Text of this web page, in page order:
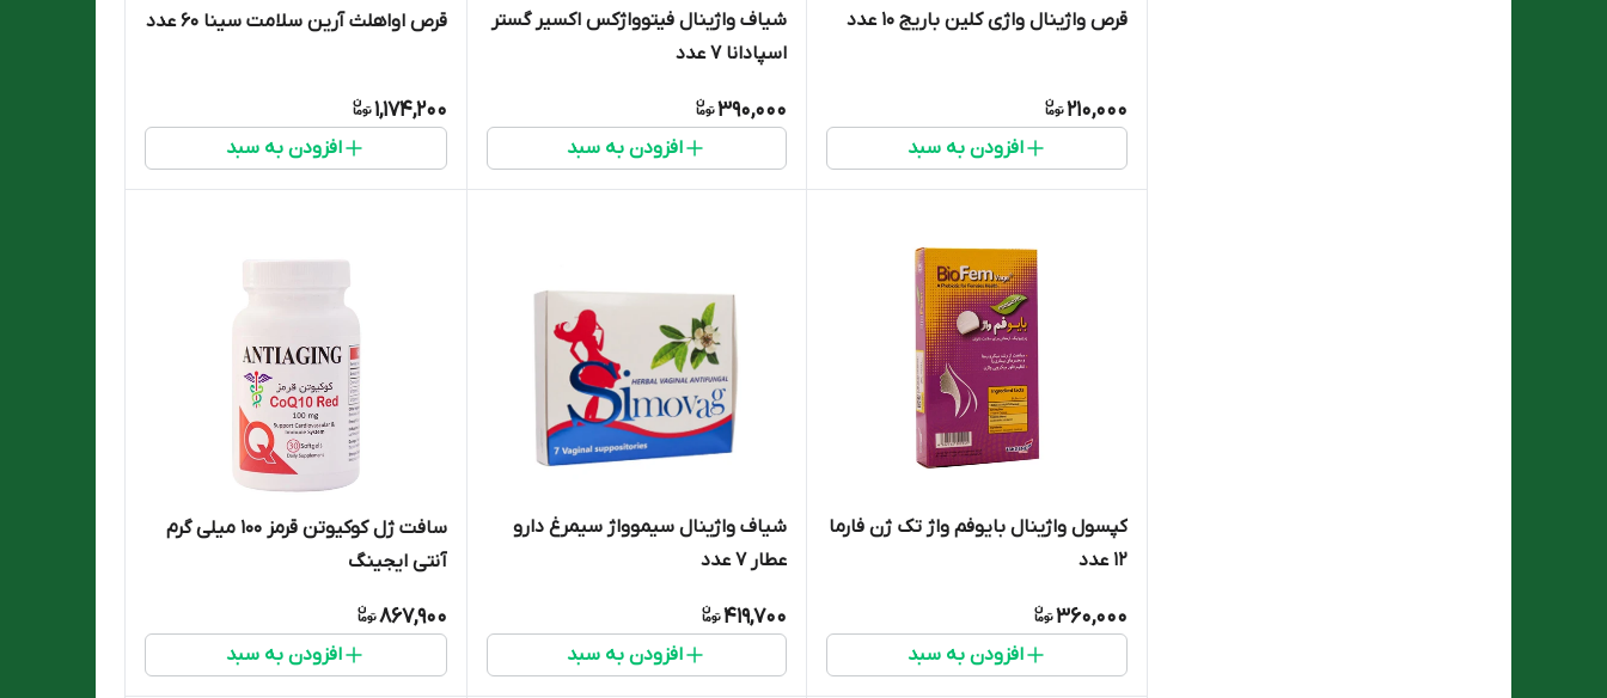
قرص واژینال واژی کلین باریج 10 عدد
210,000
افزودن به سبد
شیاف واژینال فیتوواژکس اکسیر گستر
اسپادانا 7 عدد
390,000
افزودن به سبد
قرص اواهلث آرین سلامت سینا 60 عدد
1,174,200
افزودن به سبد
کپسول واژینال بایوفم واژ تک ژن فارما
12 عدد
360,000
افزودن به سبد
شیاف واژینال سیموواژ سیمرغ دارو
عطار 7 عدد
419,700
افزودن به سبد
سافت ژل کوکیوتن قرمز ۱۰۰ میلی گرم
آنتی ایجینگ
867,900
افزودن به سبد